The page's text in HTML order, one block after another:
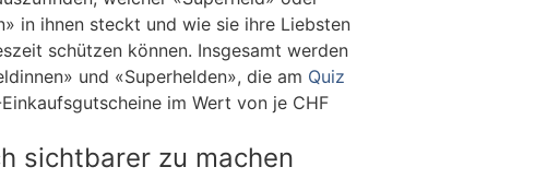
in ihnen steckt und wie sie ihre Liebsten
schützen können. Insgesamt werden
und «Superhelden», die am Quiz
im Wert von je CHF
sichtbarer zu machen